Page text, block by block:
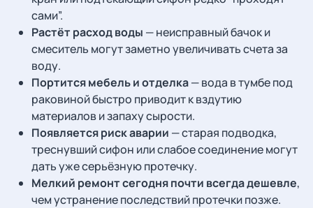
сами”.
Растёт расход воды — неисправный бачок и
смеситель могут заметно увеличивать счета за
воду.
Портится мебель и отделка— вода в тумбе под
раковиной быстро приводит к вздутию
материалов и запаху сырости.
Появляется риск аварии — старая подводка,
треснувший сифон или слабое соединение могут
дать уже серьёзную протечку.
Мелкий ремонт сегодня почти всегда дешевле,
чем устранение последствий протечки позже.